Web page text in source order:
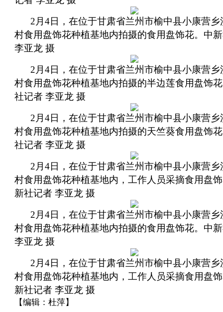
2月4日，在位于甘肃省兰州市榆中县小康营乡
村食用盘饰花种植基地内拍摄的食用盘饰花。中
李亚龙 摄
2月4日，在位于甘肃省兰州市榆中县小康营乡
村食用盘饰花种植基地内拍摄的半边莲食用盘饰
社记者 李亚龙 摄
2月4日，在位于甘肃省兰州市榆中县小康营乡
村食用盘饰花种植基地内拍摄的天竺葵食用盘饰
社记者 李亚龙 摄
2月4日，在位于甘肃省兰州市榆中县小康营乡
村食用盘饰花种植基地内，工作人员采摘食用盘
新社记者 李亚龙 摄
2月4日，在位于甘肃省兰州市榆中县小康营乡
村食用盘饰花种植基地内拍摄的食用盘饰花。中
李亚龙 摄
2月4日，在位于甘肃省兰州市榆中县小康营乡
村食用盘饰花种植基地内，工作人员采摘食用盘
新社记者 李亚龙 摄
【编辑：杜萍】